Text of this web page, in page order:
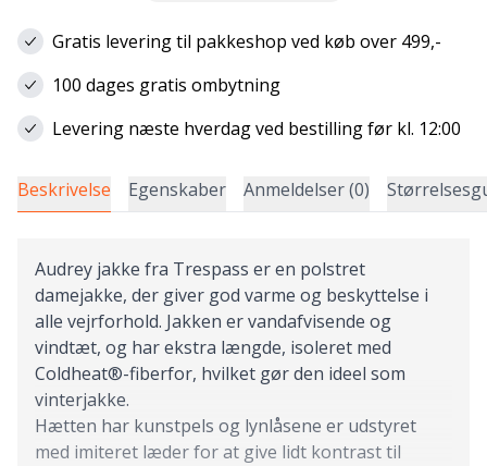
Gratis levering til pakkeshop ved køb over 499,-
100 dages gratis ombytning
Levering næste hverdag ved bestilling før kl. 12:00
Beskrivelse Egenskaber Anmeldelser (0)
Audrey jakke fra Trespass er en polstret
damejakke, der giver god varme og beskyttelse i
alle vejrforhold. Jakken er vandafvisende og
vindtæt, og har ekstra længde, isoleret med
Coldheat®-fiberfor, hvilket gør den ideel som
vinterjakke.
Hætten har kunstpels og lynlåsene er udstyret
med imiteret læder for at give lidt kontrast til